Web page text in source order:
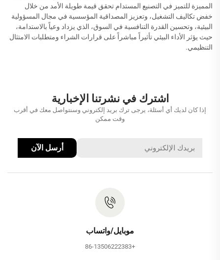
المميزة للتميز في التصنيع المستدام تحقق قيمة طويلة الأمد من خلال
خفض تكاليف التشغيل، وتعزيز المصداقية المؤسسية في مجال المسؤولية
البيئية، وتحسين القدرة التنافسية في السوق، الذي يزداد وعياً بالاستدامة،
حيث يؤثر الأداء البيئي تأثيراً مباشراً على قرارات الشراء ومتطلبات الامتثال
التنظيمي.
اشترك في نشرتنا الإخبارية
إذا كان لديك أي أسئلة، يرجى ترك بريد إلكتروني وسنتواصل معك في أقرب
وقت ممكن
أرسل الآن
موبايل/واتساب
+86-13506222383